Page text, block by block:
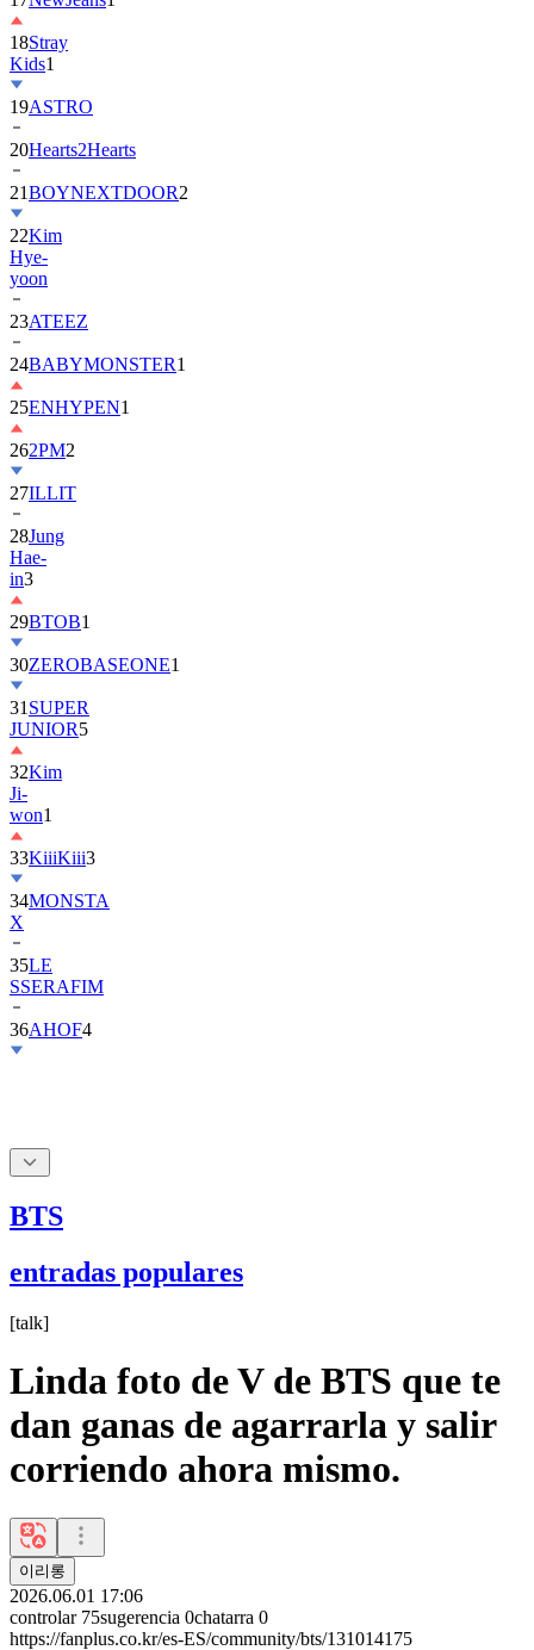
18Stray
Kids1
19ASTRO
20Hearts2Hearts
21BOYNEXTDOOR2
22Kim
Hye-
yoon
23ATEEZ
24BABYMONSTER1
25ENHYPEN1
262PM2
27ILLIT
28Jung
Hae-
in3
29BTOB1
30ZEROBASEONE1
31 SUPER
JUNIOR5
32Kim
Ji-
won1
33KiiiKiii3
34MONSTA
X
35LE
SSERAFIM
36AHOF4
BTS
entradas populares
[talk]
Linda foto de V de BTS que te
dan ganas de agarrarla y salir
corriendo ahora mismo.
이리롱
2026.06.01 17:06
controlar 75sugerencia 0chatarra 0
https://fanplus.co.kr/es-ES/community/bts/131014175